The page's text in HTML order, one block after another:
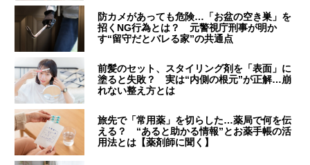
防カメがあっても危険…「お盆の空き巣」を
招くNG行為とは？ 元警視庁刑事が明か
す“留守だとバレる家”の共通点
前髪のセット、スタイリング剤を「表面」に
塗ると失敗？ 実は“内側の根元”が正解…崩
れない整え方とは
旅先で「常用薬」を切らした…薬局で何を伝
える？ “あると助かる情報”とお薬手帳の活
用法とは【薬剤師に聞く】